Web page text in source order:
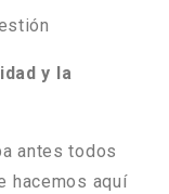
y la
antes todos
hacemos aquí